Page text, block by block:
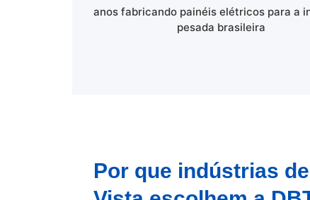
anos fabricando painéis elétricos para a
pesada brasileira
Por que indústrias